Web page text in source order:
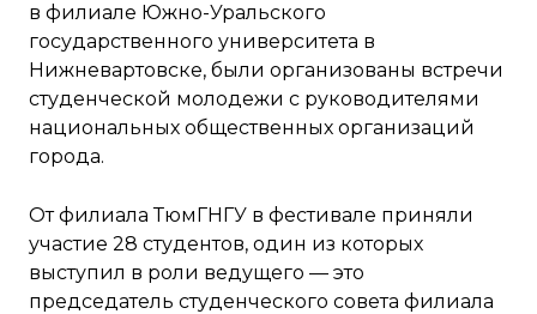
в филиале Южно-Уральского
государственного университета в
Нижневартовске, были организованы встречи
студенческой молодежи с руководителями
национальных общественных организаций
города.
От филиала ТюмГНГУ в фестивале приняли
участие 28 студентов, один из которых
выступил в роли ведущего — это
председатель студенческого совета филиала